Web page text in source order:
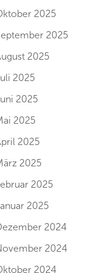
2025
2025
2025
2025
2025
2025
2025
2025
2025
2025
2024
2024
2024